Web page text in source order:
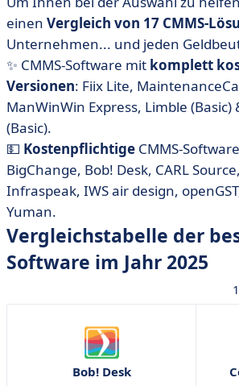
• IWS air design
• Maintenance Care
• Mainti4
• openGST
• Twimm
• Yuman
• Upkeep
• MaintainX
• ManWinWin
• Limble
• Warum sollte man eine CMMS-
• Wie funktioniert ein CMMS?
• Was ist der Preis einer CMMS-
• Eine strategische Wahl, die nicht
einen Vergleich von 17 CMMS-
Unternehmen... und jeden
✨ CMMS-Software mit komplett
Versionen: Fiix Lite,
ManWinWin Express, Limble (Basic)
(Basic).
💵 Kostenpflichtige CMMS-
BigChange, Bob! Desk, CARL
Infraspeak, IWS air design,
Yuman.
Vergleichstabelle der
Software im Jahr 2025
1
Bob! Desk